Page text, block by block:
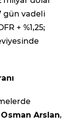
gün vadeli
+ %1,25;
Arslan,